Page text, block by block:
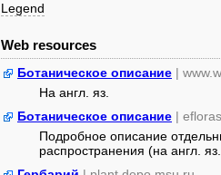
Legend
Web resources
Ботаническое описание |
На англ. яз.
Ботаническое описание |
Подробное описание
распространения (на англ.